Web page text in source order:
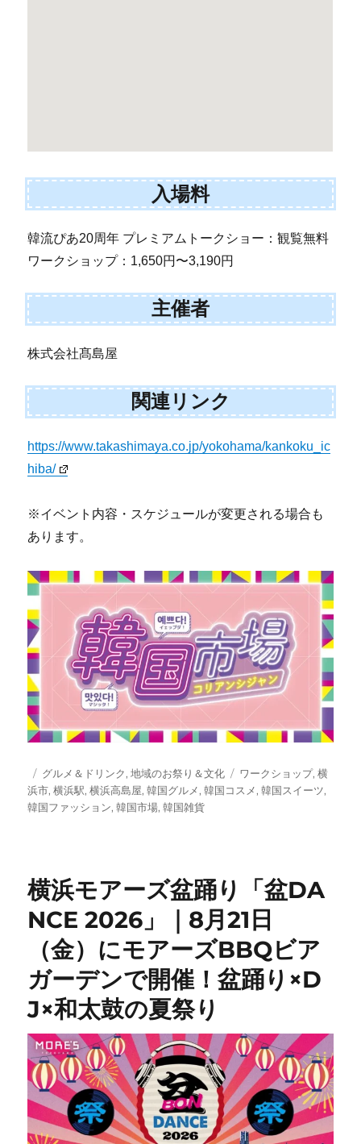
入場料
韓流ぴあ20周年 プレミアムトークショー：観覧無料
ワークショップ：1,650円〜3,190円
主催者
株式会社髙島屋
関連リンク
https://www.takashimaya.co.jp/yokohama/kankoku_ic
hiba/
※イベント内容・スケジュールが変更される場合も
あります。
投
稿
日:
カ
テ
ゴ
グルメ＆ドリンク,地域のお祭り＆文化
タ
グ
ワークショップ,横
浜市,横浜駅,横浜高島屋,韓国グルメ,韓国コスメ,韓国スイーツ,
韓国ファッション,韓国市場,韓国雑貨
横浜モアーズ盆踊り「盆DA
NCE 2026」｜8月21日
（金）にモアーズBBQビア
ガーデンで開催！盆踊り×D
J×和太鼓の夏祭り